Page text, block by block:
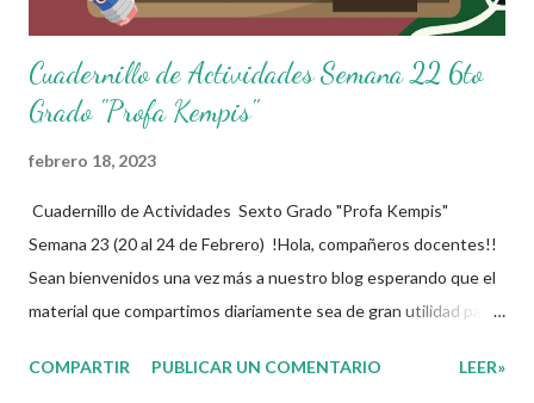
Cuadernillo de Actividades Semana 22 6to
Grado "Profa Kempis"
febrero 18, 2023
Cuadernillo de Actividades Sexto Grado "Profa Kempis"
Semana 23 (20 al 24 de Febrero) !Hola, compañeros docentes!!
Sean bienvenidos una vez más a nuestro blog esperando que el
material que compartimos diariamente sea de gran utilidad para
el cuadernillo de actividades de la semana 23 donde encontrarán
COMPARTIR PUBLICAR UN COMENTARIO LEER»